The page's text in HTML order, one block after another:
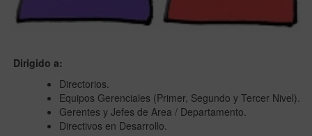
Dirigido a:
Directorios.
Equipos Gerenciales (Primer, Segundo y Tercer Nivel).
Gerentes y Jefes de Area / Departamento.
Directivos en Desarrollo.